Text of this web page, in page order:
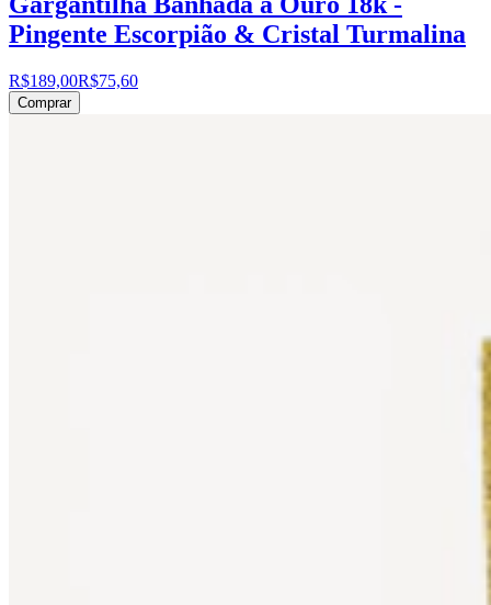
Pingente Escorpião & Cristal Turmalina
R$189,00R$75,60
Comprar